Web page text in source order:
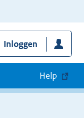
Inloggen
Help